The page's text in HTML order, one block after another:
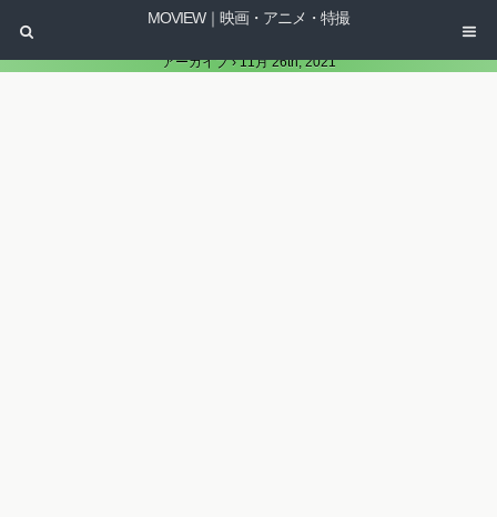
MOVIEW｜映画・アニメ・特撮
アーカイブ › 11月 26th, 2021